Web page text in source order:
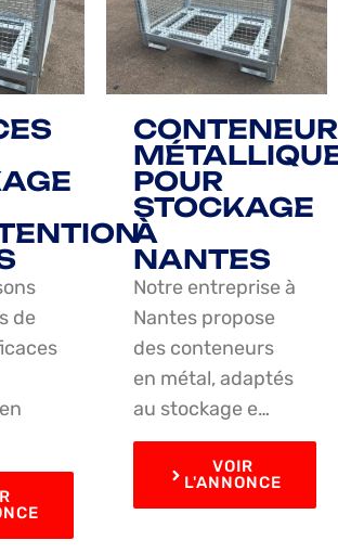
de
POUR
STOCKAGE
À
NANTES
Notre entreprise à
Nantes propose
des conteneurs
en métal, adaptés
au stockage e…
VOIR
L'ANNONCE